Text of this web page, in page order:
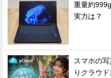
重量約
実力は？
スマホの
りクラウ